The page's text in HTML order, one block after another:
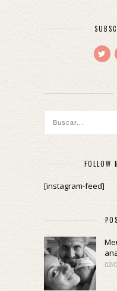
FOLLOW
[instagram-feed]
02/